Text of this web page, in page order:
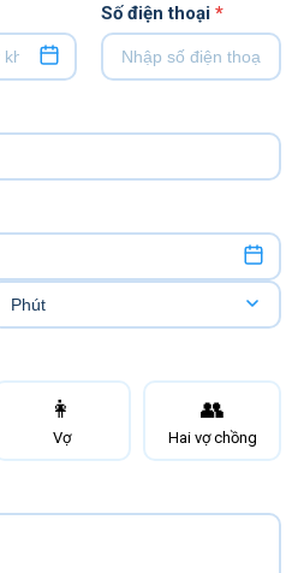
Số điện thoại *
👩
Vợ
👥
Hai vợ chồng